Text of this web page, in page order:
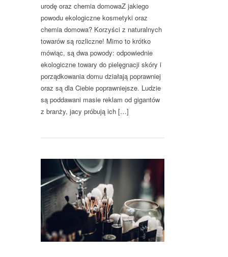
urodę oraz chemia domowaZ jakiego
powodu ekologiczne kosmetyki oraz
chemia domowa? Korzyści z naturalnych
towarów są rozliczne! Mimo to krótko
mówiąc, są dwa powody: odpowiednie
ekologiczne towary do pielęgnacji skóry i
porządkowania domu działają poprawniej
oraz są dla Ciebie poprawniejsze. Ludzie
są poddawani masie reklam od gigantów
z branży, jacy próbują ich […]